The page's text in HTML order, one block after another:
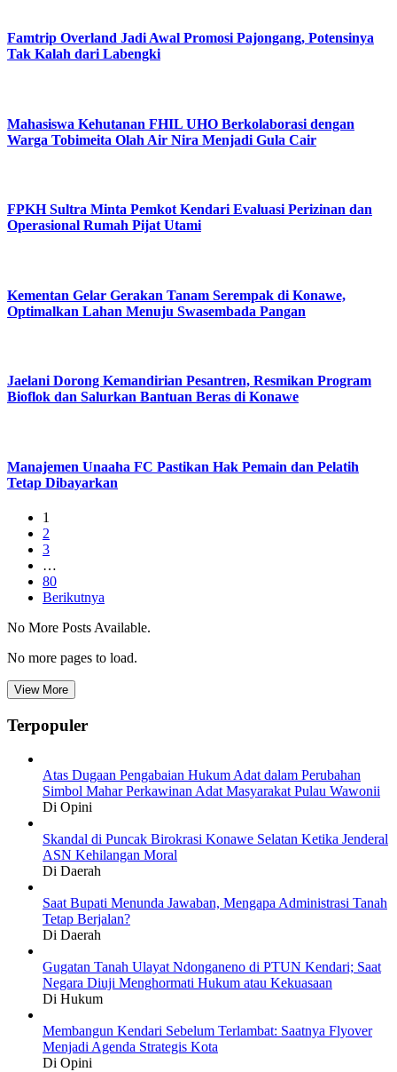
Famtrip Overland Jadi Awal Promosi Pajongang, Potensinya
Tak Kalah dari Labengki
Mahasiswa Kehutanan FHIL UHO Berkolaborasi dengan
Warga Tobimeita Olah Air Nira Menjadi Gula Cair
FPKH Sultra Minta Pemkot Kendari Evaluasi Perizinan dan
Operasional Rumah Pijat Utami
Kementan Gelar Gerakan Tanam Serempak di Konawe,
Optimalkan Lahan Menuju Swasembada Pangan
Jaelani Dorong Kemandirian Pesantren, Resmikan Program
Bioflok dan Salurkan Bantuan Beras di Konawe
Manajemen Unaaha FC Pastikan Hak Pemain dan Pelatih
Tetap Dibayarkan
1
2
3
…
80
Berikutnya
No More Posts Available.
No more pages to load.
View More
Terpopuler
Atas Dugaan Pengabaian Hukum Adat dalam Perubahan
Simbol Mahar Perkawinan Adat Masyarakat Pulau Wawonii
Di Opini
Skandal di Puncak Birokrasi Konawe Selatan Ketika Jenderal
ASN Kehilangan Moral
Di Daerah
Saat Bupati Menunda Jawaban, Mengapa Administrasi Tanah
Tetap Berjalan?
Di Daerah
Gugatan Tanah Ulayat Ndonganeno di PTUN Kendari; Saat
Negara Diuji Menghormati Hukum atau Kekuasaan
Di Hukum
Membangun Kendari Sebelum Terlambat: Saatnya Flyover
Menjadi Agenda Strategis Kota
Di Opini